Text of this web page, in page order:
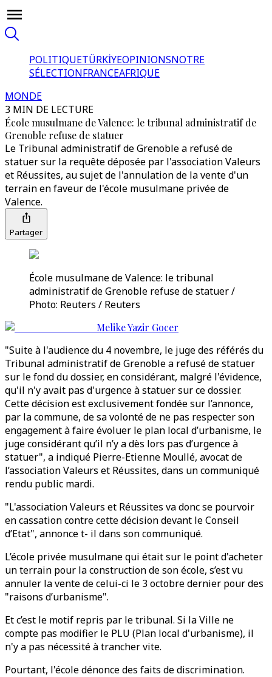
POLITIQUETÜRKİYEOPINIONSNOTRE
SÉLECTIONFRANCEAFRIQUE
MONDE
3 MIN DE LECTURE
École musulmane de Valence: le tribunal administratif de
Grenoble refuse de statuer
Le Tribunal administratif de Grenoble a refusé de
statuer sur la requête déposée par l'association Valeurs
et Réussites, au sujet de l'annulation de la vente d'un
terrain en faveur de l'école musulmane privée de
Valence.
Partager
École musulmane de Valence: le tribunal
administratif de Grenoble refuse de statuer /
Photo: Reuters / Reuters
Melike Yazir Gocer
"Suite à l'audience du 4 novembre, le juge des référés du
Tribunal administratif de Grenoble a refusé de statuer
sur le fond du dossier, en considérant, malgré l'évidence,
qu'il n'y avait pas d'urgence à statuer sur ce dossier.
Cette décision est exclusivement fondée sur l’annonce,
par la commune, de sa volonté de ne pas respecter son
engagement à faire évoluer le plan local d’urbanisme, le
juge considérant qu’il n’y a dès lors pas d’urgence à
statuer", a indiqué Pierre-Etienne Moullé, avocat de
l’association Valeurs et Réussites, dans un communiqué
rendu public mardi.
"L'association Valeurs et Réussites va donc se pourvoir
en cassation contre cette décision devant le Conseil
d’Etat", annonce t- il dans son communiqué.
L’école privée musulmane qui était sur le point d'acheter
un terrain pour la construction de son école, s’est vu
annuler la vente de celui-ci le 3 octobre dernier pour des
"raisons d’urbanisme".
Et c’est le motif repris par le tribunal. Si la Ville ne
compte pas modifier le PLU (Plan local d'urbanisme), il
n'y a pas nécessité à trancher vite.
Pourtant, l'école dénonce des faits de discrimination.